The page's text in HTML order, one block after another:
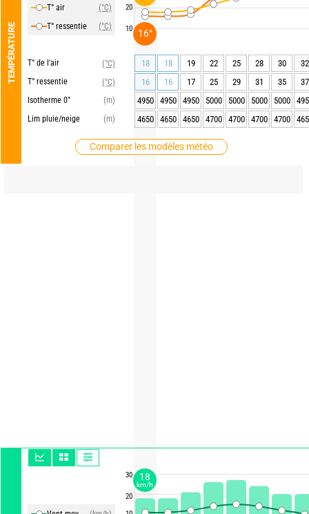
TEMPÉRATURE
T° air
(°C)
T° ressentie
(°C)
T° de l'air
(°C)
T° ressentie
(°C)
Isotherme 0°
(m)
Lim pluie/neige
(m)
Comparer les modèles météo
20
10
30
20
18 18 19 22 25 28 30
32
16
16 17 25 29 31 35
37
4950
4950 4950 5000 5000 5000 5000
4650
4650 4650 4700 4700 4700 4700
18
km/h
16°